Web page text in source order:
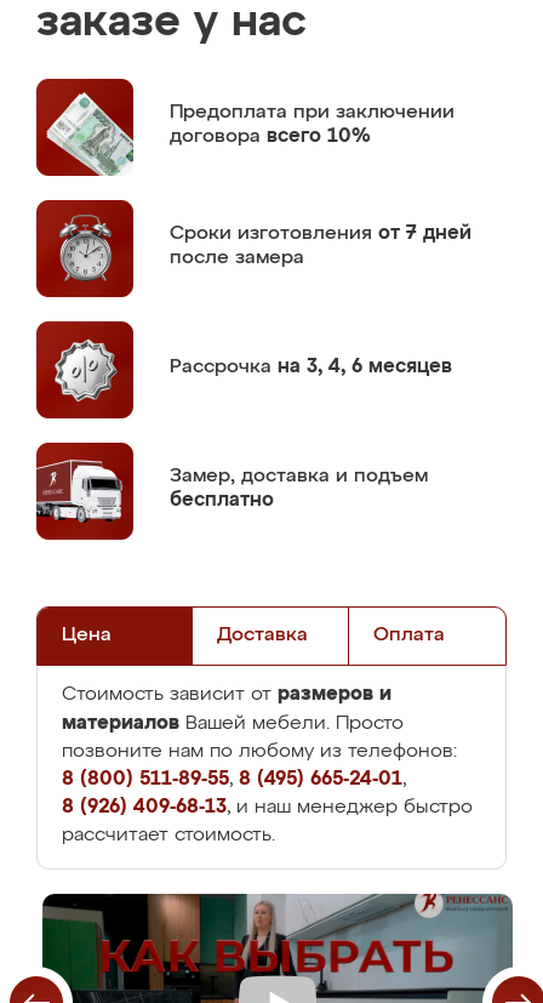
заказе у нас
Предоплата при заключении
договора всего 10%
Сроки изготовления от 7 дней
после замера
Рассрочка на 3, 4, 6 месяцев
Замер, доставка и подъем
бесплатно
Цена Доставка Оплата
Стоимость зависит от размеров и
материалов Вашей мебели. Просто
позвоните нам по любому из телефонов:
8 (800) 511-89-55, 8 (495) 665-24-01,
8 (926) 409-68-13, и наш менеджер быстро
рассчитает стоимость.